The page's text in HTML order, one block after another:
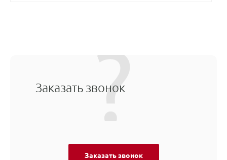
Заказать звонок
Заказать звонок